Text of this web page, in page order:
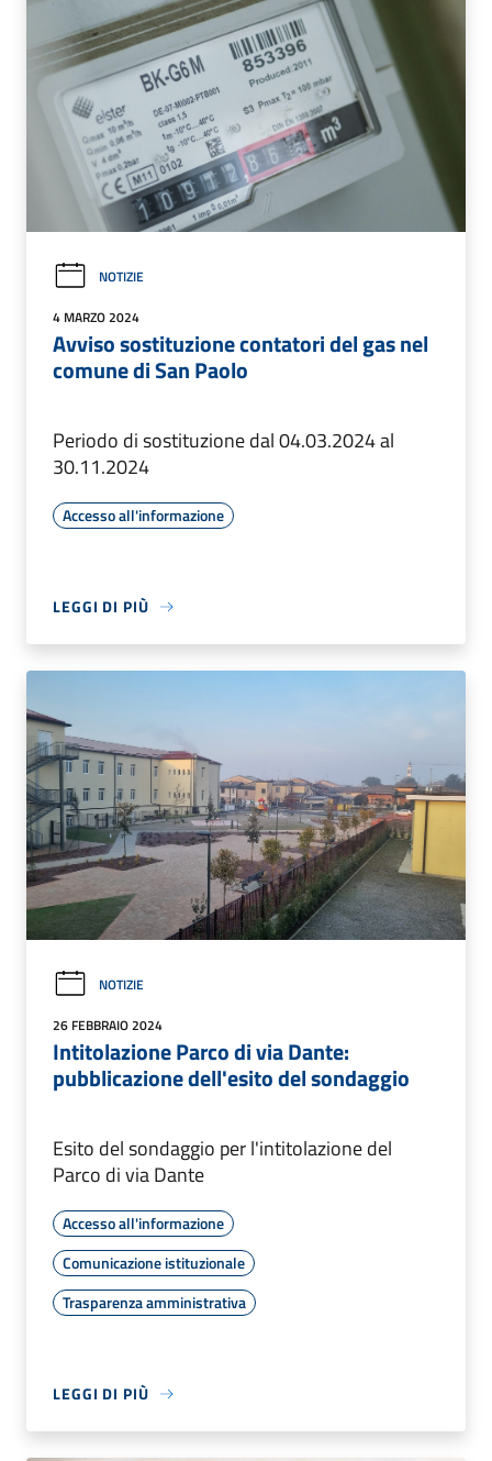
NOTIZIE
4 MARZO 2024
Avviso sostituzione contatori del gas nel
comune di San Paolo
Periodo di sostituzione dal 04.03.2024 al
30.11.2024
Accesso all'informazione
LEGGI DI PIÙ
NOTIZIE
26 FEBBRAIO 2024
Intitolazione Parco di via Dante:
pubblicazione dell'esito del sondaggio
Esito del sondaggio per l'intitolazione del
Parco di via Dante
Accesso all'informazione
Comunicazione istituzionale
Trasparenza amministrativa
LEGGI DI PIÙ